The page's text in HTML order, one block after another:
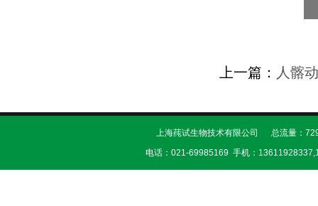
上一篇： 人髂
上海莼试生物技术有限公司 总流量：
电话：021-69985169 手机：